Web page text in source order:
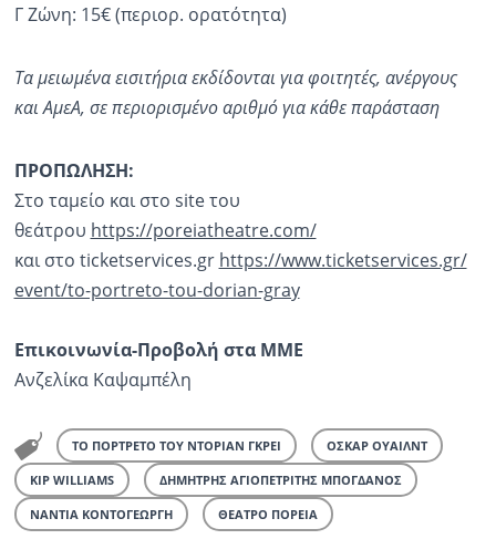
Γ Ζώνη: 15€ (περιορ. ορατότητα)
Τα μειωμένα εισιτήρια εκδίδονται για φοιτητές, ανέργους
και ΑμεΑ, σε περιορισμένο αριθμό για κάθε παράσταση
ΠΡΟΠΩΛΗΣΗ:
Στο ταμείο και στο site του
θεάτρου https://poreiatheatre.com/
και στο ticketservices.gr https://www.ticketservices.gr/
event/to-portreto-tou-dorian-gray
Επικοινωνία-Προβολή στα ΜΜΕ
Ανζελίκα Καψαμπέλη
ΤΟ ΠΟΡΤΡΕΤΟ ΤΟΥ ΝΤΟΡΙΑΝ ΓΚΡΕΙ ΟΣΚΑΡ ΟΥΑΙΛΝΤ
KIP WILLIAMS ΔΗΜΗΤΡΗΣ ΑΓΙΟΠΕΤΡΙΤΗΣ ΜΠΟΓΔΑΝΟΣ
ΝΑΝΤΙΑ ΚΟΝΤΟΓΕΩΡΓΗ ΘΕΑΤΡΟ ΠΟΡΕΙΑ